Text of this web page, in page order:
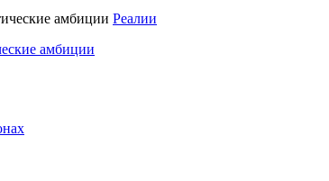
Реалии
амбиции